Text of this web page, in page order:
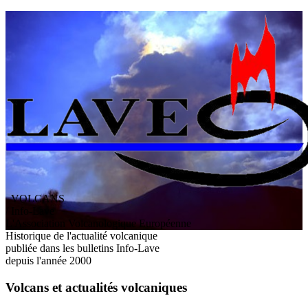
VOLCANS
ssociation V olcanologiqueEuropéenne
Historique de l'actualité volcanique
publiée dans les bulletins Info-Lave
depuis l'année 2000
Volcans et actualités volcaniques